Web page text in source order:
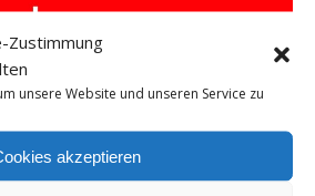
Zustimmung
unsere Website und unseren Service zu
akzeptieren